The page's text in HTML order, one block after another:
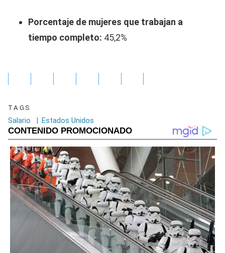
Porcentaje de mujeres que trabajan a
tiempo completo: 45,2%
TAGS
Salario | Estados Unidos